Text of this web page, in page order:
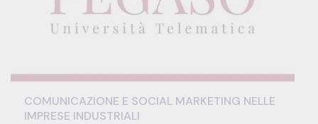
COMUNICAZIONE E SOCIAL MARKETING NELLE
IMPRESE INDUSTRIALI